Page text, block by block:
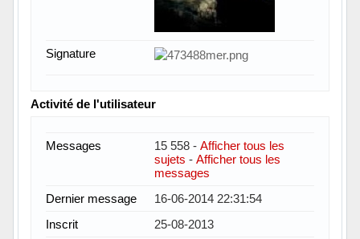
Signature
Activité de l'utilisateur
Messages 15 558 - Afficher tous les
sujets - Afficher tous les
messages
Dernier message
16-06-2014 22:31:54
Inscrit
25-08-2013